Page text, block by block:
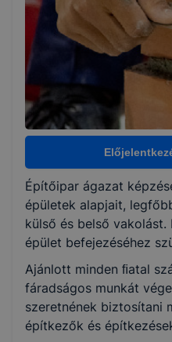
Képzés időtartama
2 év
Választható szakmairányok:
Nem válaszható
KKK/PTT
KKK letöltése (pdf)
PTT letöltése (pdf)
Okleveles technikusképzés
Nem
Építőipar ágazat
épületek alapjait,
külső és belső
épület befejezéséhez
Ajánlott minden ﬁatal
fáradságos munkát
szeretnének biztosítani
építkezők és